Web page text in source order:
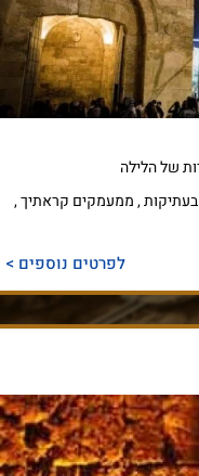
של הלילה
בעתיקות , ממעמקים קראתיך ,
לפרטים נוספים >